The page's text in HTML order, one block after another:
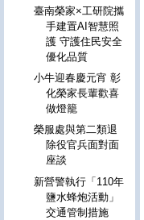
臺南榮家×工研院攜
手建置AI智慧照
護 守護住民安全
優化品質
小牛迎春慶元宵 彰
化榮家長輩歡喜
做燈籠
榮服處與第二類退
除役官兵面對面
座談
新營警執行「110年
鹽水蜂炮活動」
交通管制措施